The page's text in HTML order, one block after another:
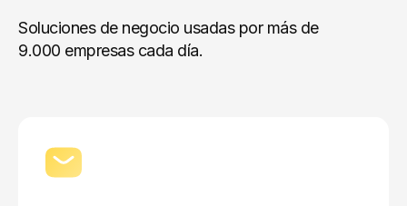
Soluciones de negocio usadas por más de
9.000 empresas cada día.